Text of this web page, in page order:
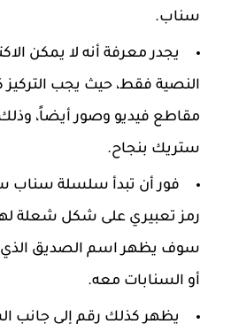
سناب.
يجدر معرفة أنه لا يمكن
النصية فقط، حيث يجب
مقاطع فيديو وصور أيضاً،
ستريك بنجاح.
فور أن تبدأ سلسلة سناب
رمز تعبيري على شكل شعلة
سوف يظهر اسم الصديق الذي
أو السنابات معه.
يظهر كذلك رقم إلى جانب